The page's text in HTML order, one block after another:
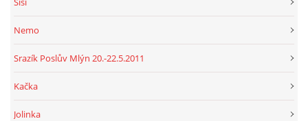
Nemo
Srazík Poslův Mlýn 20.-22.5.2011
Kačka
Jolinka